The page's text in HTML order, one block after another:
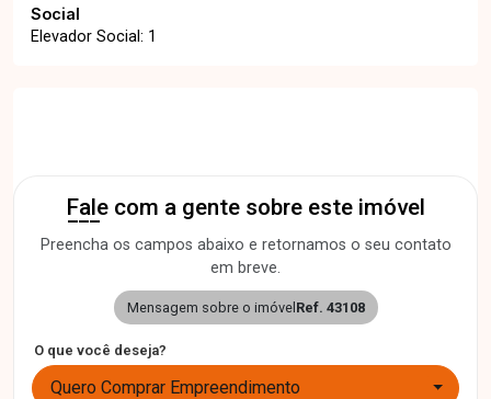
Social
Elevador Social: 1
Fale com a gente sobre este imóvel
Preencha os campos abaixo e retornamos o seu contato
em breve.
Mensagem sobre o imóvel Ref. 43108
O que você deseja?
Quero Comprar Empreendimento